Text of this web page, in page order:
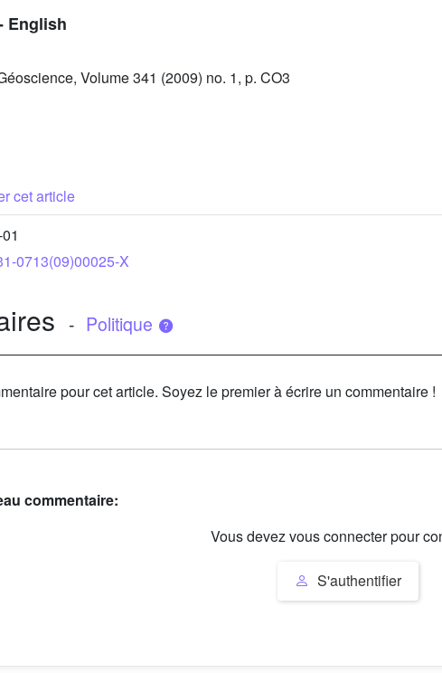
English
Volume 341 (2009) no. 1, p. CO3
cet article
0713(09)00025-X
- Politique
pour cet article. Soyez le premier à écrire un commentaire !
commentaire:
Vous devez vous connecter pour
S'authentifier